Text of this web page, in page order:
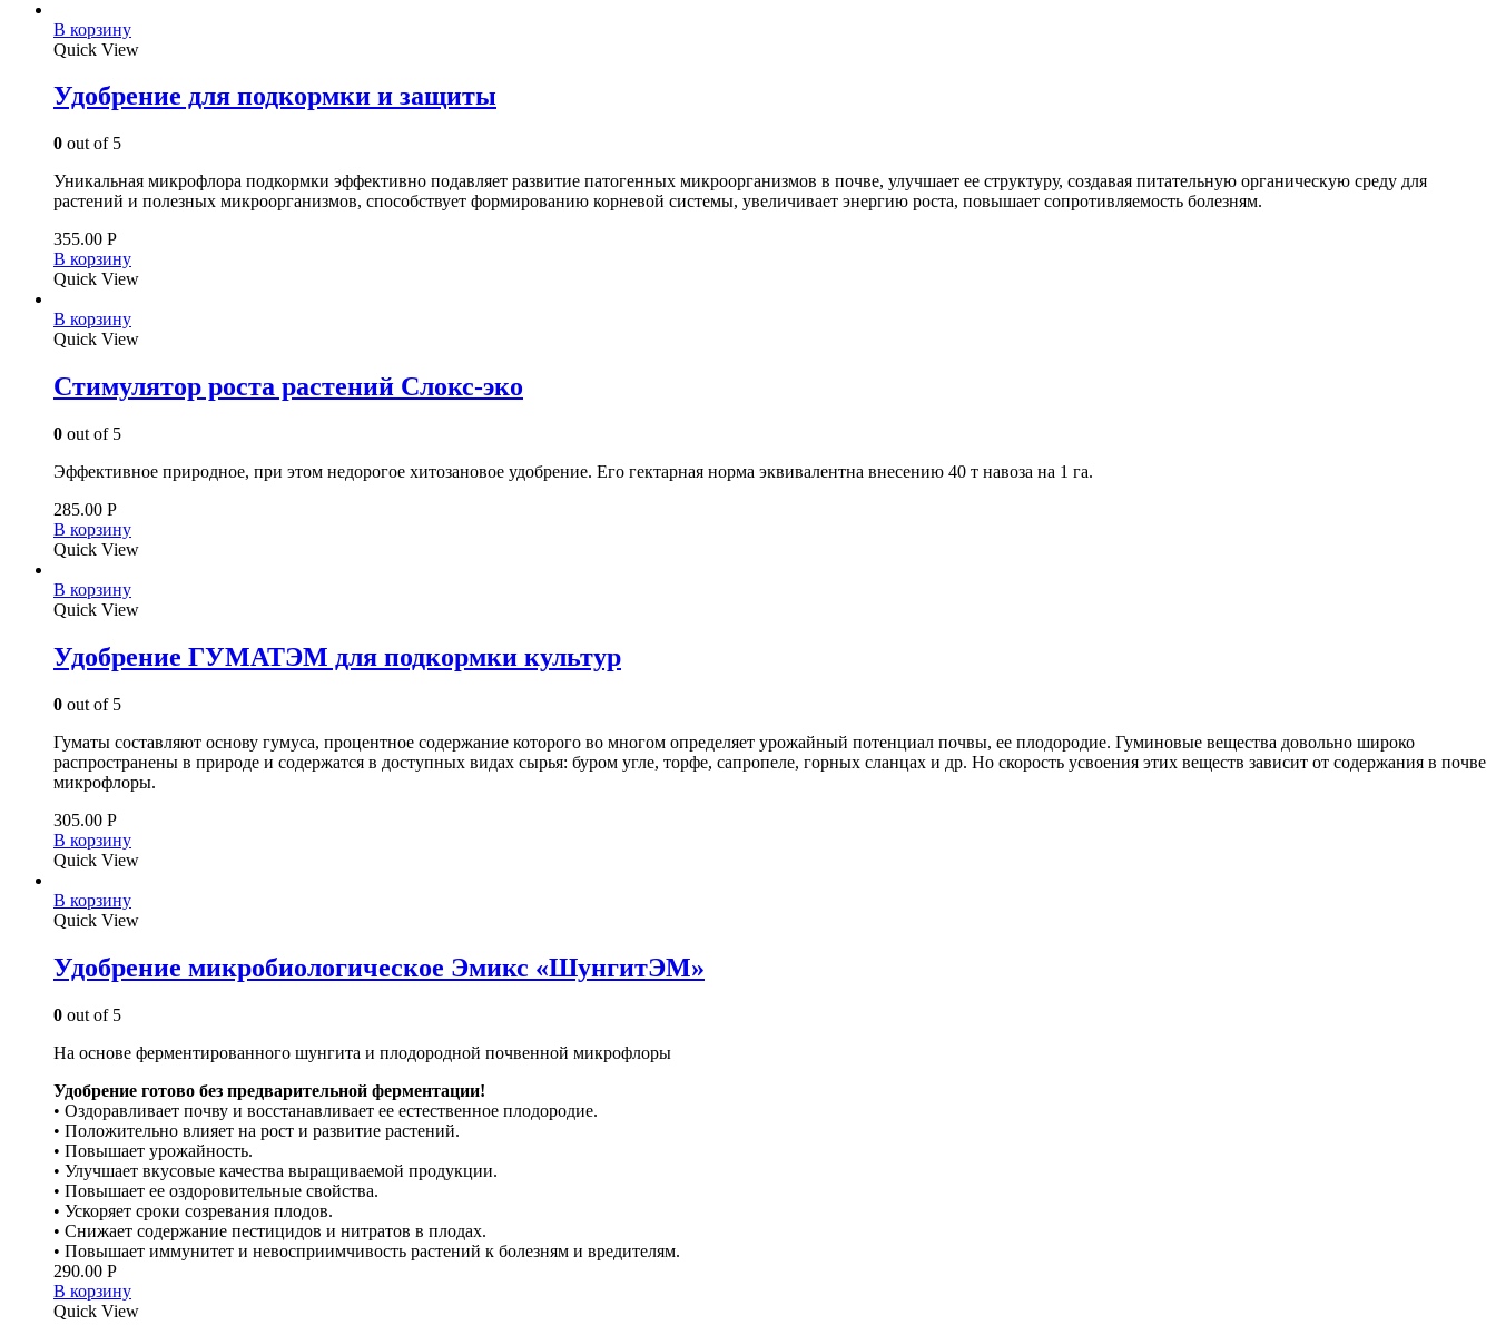
В корзину
Quick View
Удобрение для подкормки и защиты
0 out of 5
Уникальная микрофлора подкормки эффективно подавляет развитие патогенных микроорганизмов в почве, улучшает ее структуру, создавая питательную органическую среду для
растений и полезных микроорганизмов, способствует формированию корневой системы, увеличивает энергию роста, повышает сопротивляемость болезням.
355.00 Р
В корзину
Quick View
В корзину
Quick View
Стимулятор роста растений Слокс-эко
0 out of 5
Эффективное природное, при этом недорогое хитозановое удобрение. Его гектарная норма эквивалентна внесению 40 т навоза на 1 га.
285.00 Р
В корзину
Quick View
В корзину
Quick View
Удобрение ГУМАТЭМ для подкормки культур
0 out of 5
Гуматы составляют основу гумуса, процентное содержание которого во многом определяет урожайный потенциал почвы, ее плодородие. Гуминовые вещества довольно широко
распространены в природе и содержатся в доступных видах сырья: буром угле, торфе, сапропеле, горных сланцах и др. Но скорость усвоения этих веществ зависит от содержания в почве
микрофлоры.
305.00 Р
В корзину
Quick View
В корзину
Quick View
Удобрение микробиологическое Эмикс «ШунгитЭМ»
0 out of 5
На основе ферментированного шунгита и плодородной почвенной микрофлоры
Удобрение готово без предварительной ферментации!
• Оздоравливает почву и восстанавливает ее естественное плодородие.
• Положительно влияет на рост и развитие растений.
• Повышает урожайность.
• Улучшает вкусовые качества выращиваемой продукции.
• Повышает ее оздоровительные свойства.
• Ускоряет сроки созревания плодов.
• Снижает содержание пестицидов и нитратов в плодах.
• Повышает иммунитет и невосприимчивость растений к болезням и вредителям.
290.00 Р
В корзину
Quick View